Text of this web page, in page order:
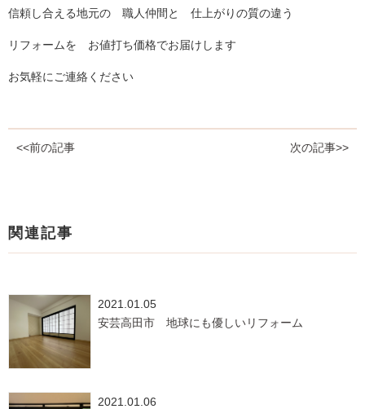
信頼し合える地元の 職人仲間と 仕上がりの質の違う
リフォームを お値打ち価格でお届けします
お気軽にご連絡ください
<<前の記事 次の記事>>
関連記事
2021.01.05
安芸高田市 地球にも優しいリフォーム
2021.01.06